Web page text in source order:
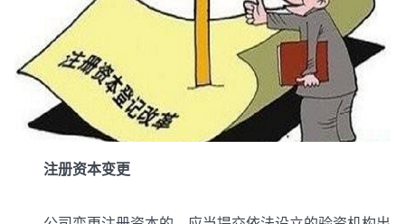
注册资本变更